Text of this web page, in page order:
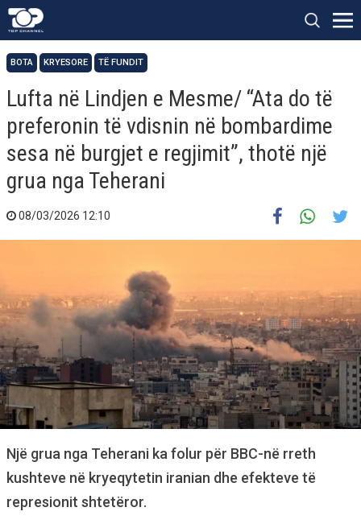
BOTA KRYESORE TË FUNDIT
Lufta në Lindjen e Mesme/ “Ata do të
preferonin të vdisnin në bombardime
sesa në burgjet e regjimit”, thotë një
grua nga Teherani
08/03/2026 12:10
Një grua nga Teherani ka folur për BBC-në rreth
kushteve në kryeqytetin iranian dhe efekteve të
represionit shtetëror.